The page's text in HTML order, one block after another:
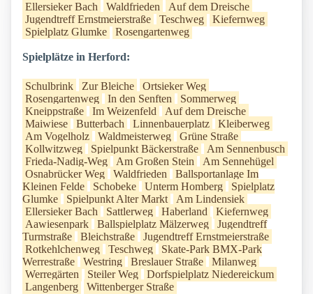
Ellersieker Bach Waldfrieden
Auf dem Dreische
Jugendtreff Ernstmeierstraße
Teschweg
Kiefernweg
Spielplatz Glumke
Rosengartenweg
Spielplätze in Herford:
Schulbrink Zur Bleiche
Ortsieker Weg
Rosengartenweg
In den Senften
Sommerweg
Kneippstraße
Im Weizenfeld
Auf dem Dreische
Maiwiese
Butterbach Linnenbauerplatz
Kleiberweg
Am Vogelholz
Waldmeisterweg
Grüne Straße
Kollwitzweg
Spielpunkt Bäckerstraße
Am Sennenbusch
Frieda-Nadig-Weg
Am Großen Stein
Am Sennehügel
Osnabrücker Weg
Waldfrieden
Ballsportanlage Im
Kleinen Felde
Schobeke Unterm Homberg
Spielplatz
Glumke
Spielpunkt Alter Markt
Am Lindensiek
Ellersieker Bach
Sattlerweg Haberland
Kiefernweg
Aawiesenpark
Ballspielplatz Mälzerweg
Jugendtreff
Turmstraße
Bleichstraße
Jugendtreff Ernstmeierstraße
Rotkehlchenweg
Teschweg
Skate-Park BMX-Park
Werrestraße
Westring Breslauer Straße
Milanweg
Werregärten
Steiler Weg
Dorfspielplatz Niedereickum
Langenberg
Wittenberger Straße